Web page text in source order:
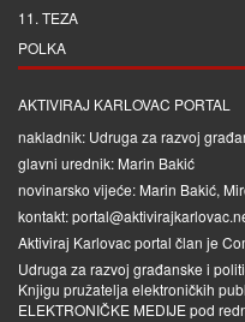
11. TEZA
POLKA
AKTIVIRAJ KARLOVAC PORTAL
nakladnik: Udruga za razvoj
glavni urednik: Marin Bakić
novinarsko vijeće: Marin Bakić,
kontakt:
Aktiviraj Karlovac portal član je
Udruga za razvoj građanske i
Knjigu pružatelja elektroničkih
ELEKTRONIČKE MEDIJEpod